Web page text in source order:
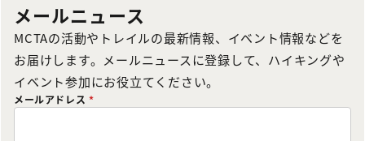
メールニュース
MCTAの活動やトレイルの最新情報、イベント情報などを
お届けします。メールニュースに登録して、ハイキングや
イベント参加にお役立てください。
メールアドレス *